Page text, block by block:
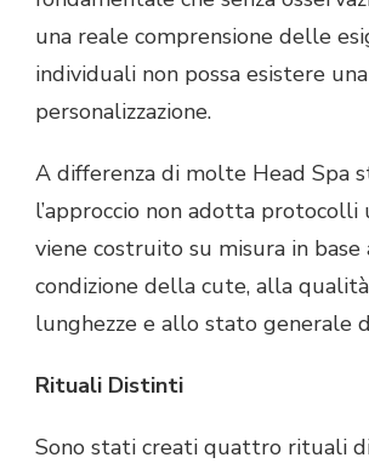
una reale comprensione delle
individuali non possa esistere
personalizzazione.
A differenza di molte Head Spa
l’approccio non adotta protocolli
viene costruito su misura in base
condizione della cute, alla
lunghezze e allo stato generale
Rituali Distinti
Sono stati creati quattro rituali